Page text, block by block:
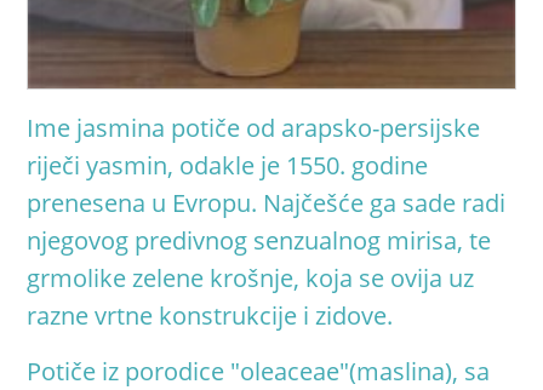
Ime jasmina potiče od arapsko-persijske
riječi yasmin, odakle je 1550. godine
prenesena u Evropu. Najčešće ga sade radi
njegovog predivnog senzualnog mirisa, te
grmolike zelene krošnje, koja se ovija uz
razne vrtne konstrukcije i zidove.
Potiče iz porodice "oleaceae"(maslina), sa